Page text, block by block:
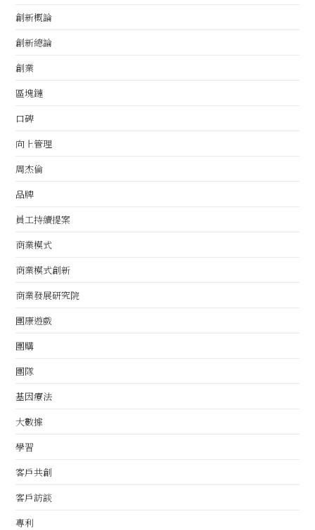
創新概論
創新總論
創業
區塊鏈
口碑
向上管理
周杰倫
品牌
員工持續提案
商業模式
商業模式創新
商業發展研究院
團康遊戲
團購
團隊
基因療法
大數據
學習
客戶共創
客戶訪談
專利